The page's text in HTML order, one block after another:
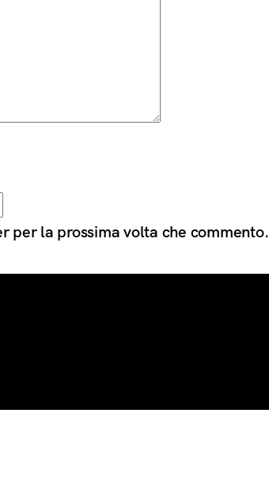
per la prossima volta che commento.